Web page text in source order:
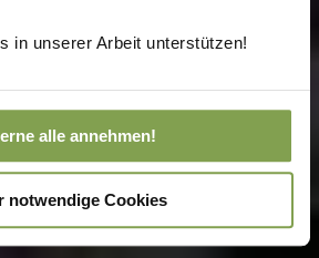
in unserer Arbeit unterstützen!
alle annehmen!
notwendige Cookies